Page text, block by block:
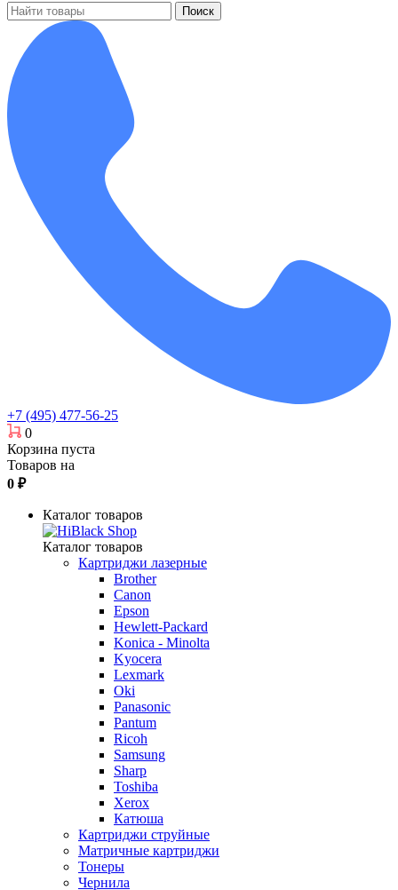
Поиск
+7 (495) 477-56-25
0
Корзина пуста
Товаров на
0 ₽
Каталог товаров
Каталог товаров
Картриджи лазерные
Brother
Canon
Epson
Hewlett-Packard
Konica - Minolta
Kyocera
Lexmark
Oki
Panasonic
Pantum
Ricoh
Samsung
Sharp
Toshiba
Xerox
Катюша
Картриджи струйные
Матричные картриджи
Тонеры
Чернила